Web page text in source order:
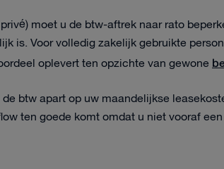
moet u de btw-aftrek naar rato
is. Voor volledig zakelijk gebruikte
oplevert ten opzichte van gewone
btw apart op uw maandelijkse
ten goede komt omdat u niet vooraf